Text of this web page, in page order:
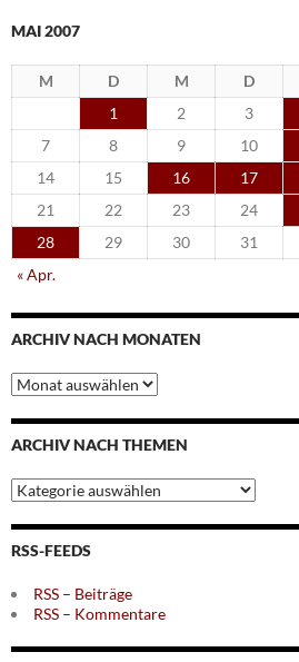
MAI 2007
M D M D
1
2 3
7
8 9 10
14
15 16 17
21
22 23 24
28
29 30
31
« Apr.
ARCHIV NACH MONATEN
Archiv
nach
Monaten
ARCHIV NACH THEMEN
Archiv
nach
Themen
RSS-FEEDS
RSS – Beiträge
RSS – Kommentare